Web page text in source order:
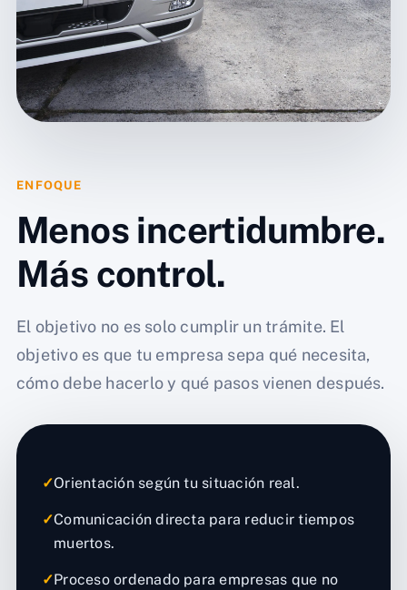
ENFOQUE
Menos incertidumbre.
Más control.
El objetivo no es solo cumplir un trámite. El
objetivo es que tu empresa sepa qué necesita,
cómo debe hacerlo y qué pasos vienen después.
✓Orientación según tu situación real.
✓Comunicación directa para reducir tiempos
muertos.
✓Proceso ordenado para empresas que no